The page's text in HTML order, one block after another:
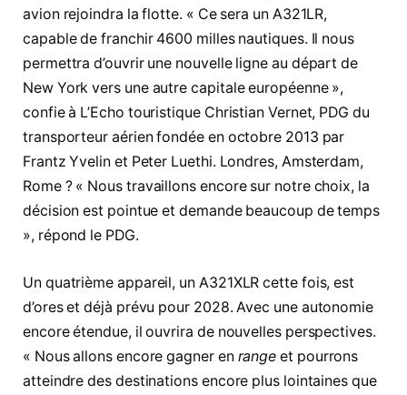
avion rejoindra la flotte. « Ce sera un A321LR,
capable de franchir 4600 milles nautiques. Il nous
permettra d’ouvrir une nouvelle ligne au départ de
New York vers une autre capitale européenne »,
confie à L’Echo touristique Christian Vernet, PDG du
transporteur aérien fondée en octobre 2013 par
Frantz Yvelin et Peter Luethi. Londres, Amsterdam,
Rome ? « Nous travaillons encore sur notre choix, la
décision est pointue et demande beaucoup de temps
», répond le PDG.
Un quatrième appareil, un A321XLR cette fois, est
d’ores et déjà prévu pour 2028. Avec une autonomie
encore étendue, il ouvrira de nouvelles perspectives.
« Nous allons encore gagner en rangeet pourrons
atteindre des destinations encore plus lointaines que